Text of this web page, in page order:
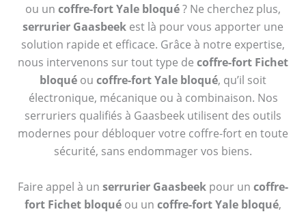
ou un coffre-fort Yale bloqué? Ne cherchez plus,
serrurier Gaasbeek est là pour vous apporter une
solution rapide et efficace. Grâce à notre expertise,
nous intervenons sur tout type de coffre-fort Fichet
bloqué ou coffre-fort Yale bloqué, qu’il soit
électronique, mécanique ou à combinaison. Nos
serruriers qualifiés à Gaasbeek utilisent des outils
modernes pour débloquer votre coffre-fort en toute
sécurité, sans endommager vos biens.
Faire appel à un serrurier Gaasbeek pour un coffre-
fort Fichet bloqué ou un coffre-fort Yale bloqué,